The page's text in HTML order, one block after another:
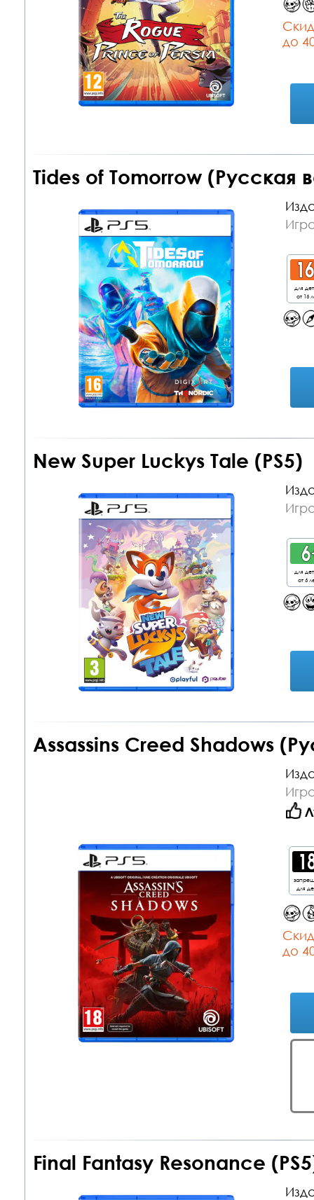
до
Tides of Tomorrow (Русская
для
от 16
New Super Luckys Tale (PS5)
для
от 6
Assassins Creed Shadows
для
до
Final Fantasy Resonance